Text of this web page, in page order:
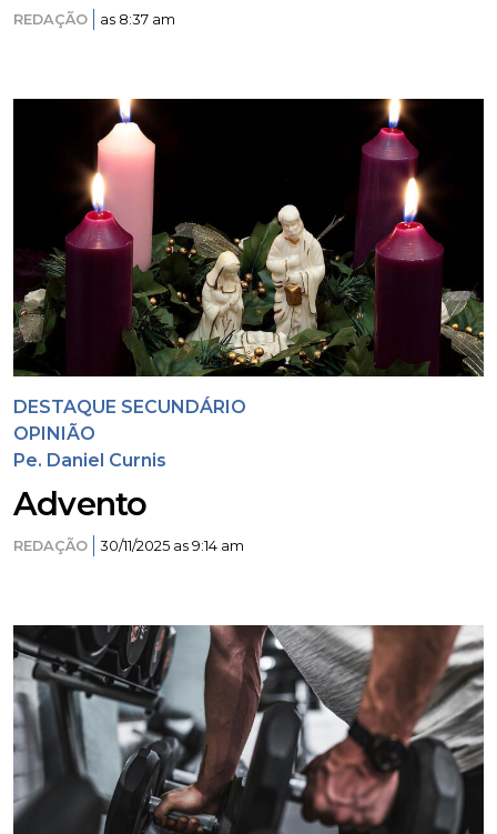
REDAÇÃO as 8:37 am
DESTAQUE SECUNDÁRIO
OPINIÃO
Pe. Daniel Curnis
Advento
REDAÇÃO 30/11/2025 as 9:14 am